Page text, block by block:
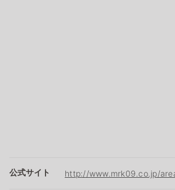
公式サイト http://www.mrk09.co.jp/